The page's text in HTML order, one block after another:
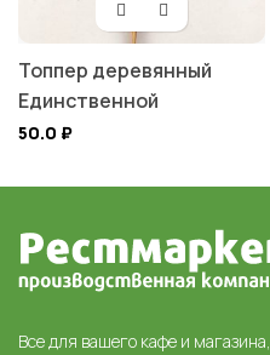
Топпер деревянный
Единственной
50.0 ₽
Все для вашего кафе и магазина,